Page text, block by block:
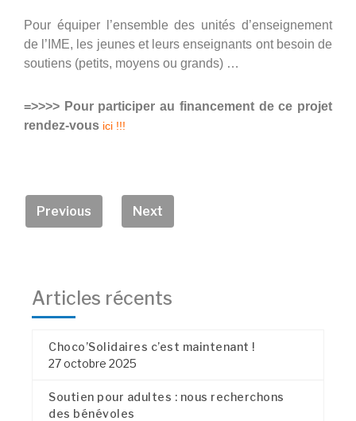
Pour équiper l’ensemble des unités d’enseignement
de l’IME, les jeunes et leurs enseignants ont besoin de
soutiens (petits, moyens ou grands) …
=>>>> Pour participer au financement de ce projet
rendez-vous ici !!!
Previous Next
Articles récents
Choco’Solidaires c’est maintenant !
27 octobre 2025
Soutien pour adultes : nous recherchons
des bénévoles